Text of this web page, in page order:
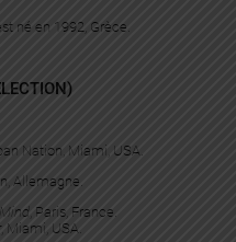
né en 1992, Grèce.
Nation, Miami, USA.
Allemagne.
, Paris, France.
, Miami, USA.